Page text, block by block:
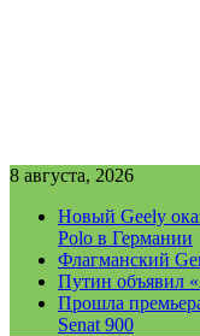
8 августа, 2026
Новый Geely
Polo в Германии
Флагманский
Путин объявил
Прошла
Senat 900